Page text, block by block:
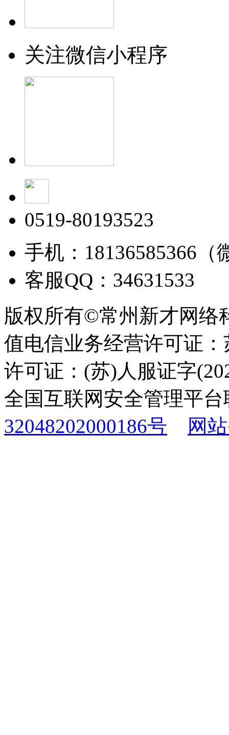
关注微信小程序
0519-80193523
手机：18136585366（
客服QQ：34631533
版权所有©常州新才网络
值电信业务经营许可证
许可证：(苏)人服证字
全国互联网安全管理平
32048202000186号
网